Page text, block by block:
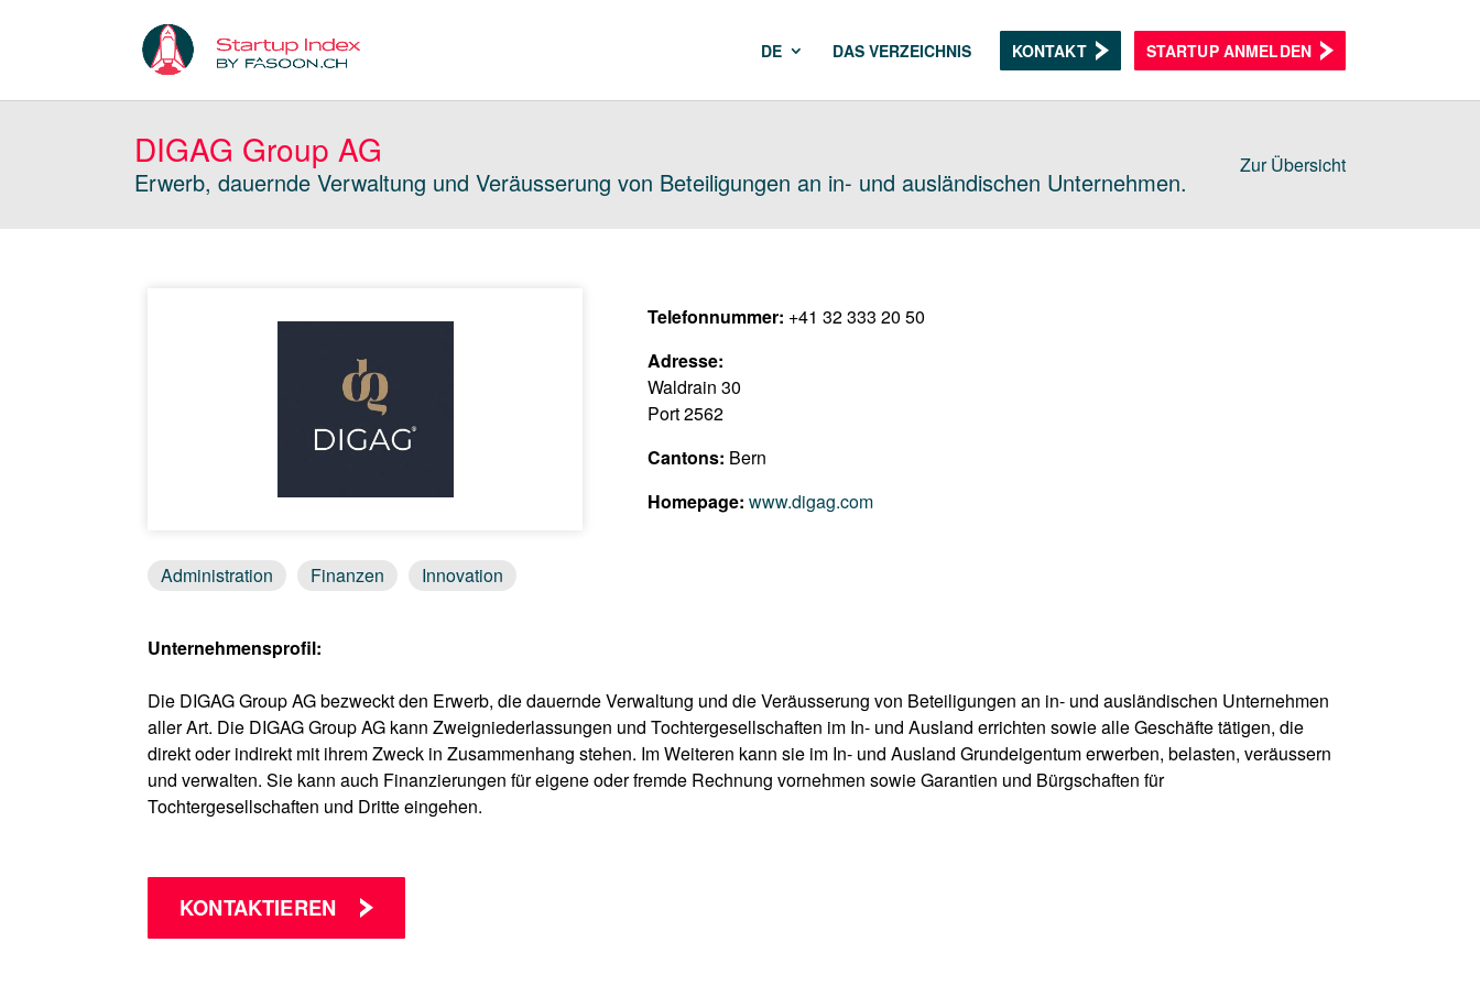
DE DAS VERZEICHNIS KONTAKT STARTUP ANMELDEN
DIGAG Group AG
Erwerb, dauernde Verwaltung und Veräusserung von Beteiligungen an in- und ausländischen Unternehmen.
Zur Übersicht
Telefonnummer: +41 32 333 20 50
Adresse:
Waldrain 30
Port 2562
Cantons: Bern
Homepage: www.digag.com
Administration Finanzen Innovation
Unternehmensprofil:
Die DIGAG Group AG bezweckt den Erwerb, die dauernde Verwaltung und die Veräusserung von Beteiligungen an in- und ausländischen Unternehmen
aller Art. Die DIGAG Group AG kann Zweigniederlassungen und Tochtergesellschaften im In- und Ausland errichten sowie alle Geschäfte tätigen, die
direkt oder indirekt mit ihrem Zweck in Zusammenhang stehen. Im Weiteren kann sie im In- und Ausland Grundeigentum erwerben, belasten, veräussern
und verwalten. Sie kann auch Finanzierungen für eigene oder fremde Rechnung vornehmen sowie Garantien und Bürgschaften für
Tochtergesellschaften und Dritte eingehen.
KONTAKTIEREN